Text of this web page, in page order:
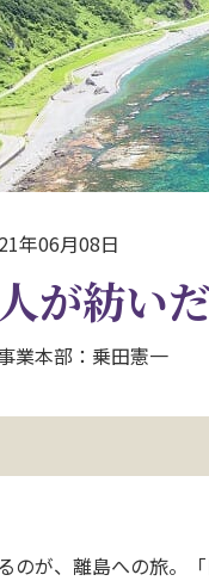
年06月08日
が紡い
業本部：乗田憲一
のが、離島への旅。